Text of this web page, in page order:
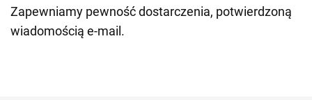
Zapewniamy pewność dostarczenia, potwierdzoną
wiadomością e-mail.